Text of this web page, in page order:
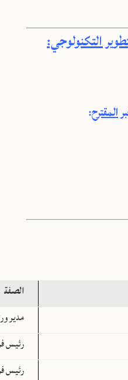
التكنولوجي:
المقترح:
الصفة
مدير
رئيس
رئيس